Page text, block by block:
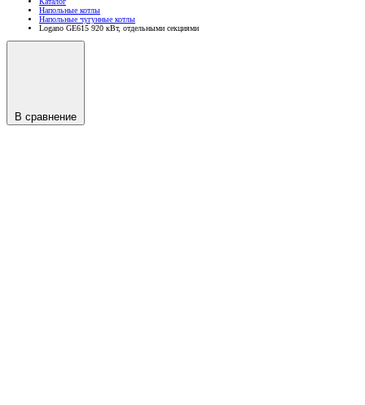
Напольные котлы
Напольные чугунные котлы
Logano GE615 920 кВт, отдельными секциями
В сравнение